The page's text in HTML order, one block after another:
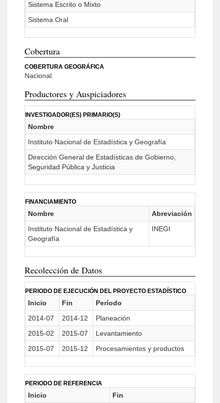
Sistema Escrito o Mixto
Sistema Oral
Cobertura
COBERTURA GEOGRÁFICA
Nacional.
Productores y Auspiciadores
INVESTIGADOR(ES) PRIMARIO(S)
Nombre
Instituto Nacional de Estadística y Geografía
Dirección General de Estadísticas de Gobierno,
Seguridad Pública y Justicia
FINANCIAMIENTO
Nombre
Abreviación
Instituto Nacional de Estadística y
Geografía
INEGI
Recolección de Datos
PERIODO DE EJECUCIÓN DEL PROYECTO ESTADÍSTICO
Inicio Fin
Período
2014-07
2014-12
Planeación
2015-02
2015-07
Levantamiento
2015-07
2015-12 Procesamientos y productos
PERIODO DE REFERENCIA
Inicio
Fin